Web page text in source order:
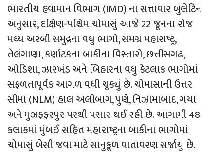
ભારતીય હવામાન વિભાગ (IMD) ના સત્તાવાર બુલેટિન
અનુસાર, દક્ષિણ-પશ્ચિમ ચોમાસું આજે 22 જૂનના રોજ
મધ્ય અરબી સમુદ્રના વધુ ભાગો, સમગ્ર મહારાષ્ટ્ર,
તેલંગાણા, કર્ણાટકના બાકીના વિસ્તારો, છત્તીસગઢ,
ઓડિશા, ઝારખંડ અને બિહારના વધુ કેટલાક ભાગોમાં
સફળતાપૂર્વક આગળ વધી ચૂક્યું છે. ચોમાસાની ઉત્તર
સીમા (NLM) હાલ અલીબાગ, પુણે, નિઝામાબાદ, ગયા
અને મુઝફફરપુર પરથી પસાર થઈ રહી છે. આગામી 48
કલાકમાં મુંબઈ સહિત મહારાષ્ટ્રના બાકીના ભાગોમાં
ચોમાસું બેસી જવા માટે સાનુકૂળ વાતાવરણ સર્જાયું છે.